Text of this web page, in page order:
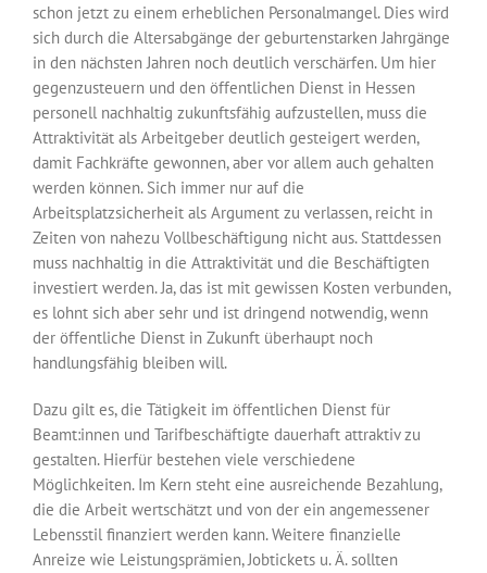
schon jetzt zu einem erheblichen Personalmangel. Dies wird
sich durch die Altersabgänge der geburtenstarken Jahrgänge
in den nächsten Jahren noch deutlich verschärfen. Um hier
gegenzusteuern und den öffentlichen Dienst in Hessen
personell nachhaltig zukunftsfähig aufzustellen, muss die
Attraktivität als Arbeitgeber deutlich gesteigert werden,
damit Fachkräfte gewonnen, aber vor allem auch gehalten
werden können. Sich immer nur auf die
Arbeitsplatzsicherheit als Argument zu verlassen, reicht in
Zeiten von nahezu Vollbeschäftigung nicht aus. Statt­dessen
muss nachhaltig in die Attraktivität und die Beschäftigten
investiert werden. Ja, das ist mit gewissen Kosten verbunden,
es lohnt sich aber sehr und ist dringend notwendig, wenn
der öffentliche Dienst in Zukunft überhaupt noch
handlungsfähig bleiben will.
Dazu gilt es, die Tätigkeit im öffentlichen Dienst für
Beamt:innen und Tarifbeschäftigte dauerhaft attraktiv zu
gestalten. Hierfür bestehen viele verschiedene
Möglichkeiten. Im Kern steht eine ausreichende Bezahlung,
die die Arbeit wertschätzt und von der ein angemessener
Lebensstil finanziert werden kann. Weitere finanzielle
Anreize wie Leistungsprämien, Jobtickets u. Ä. sollten